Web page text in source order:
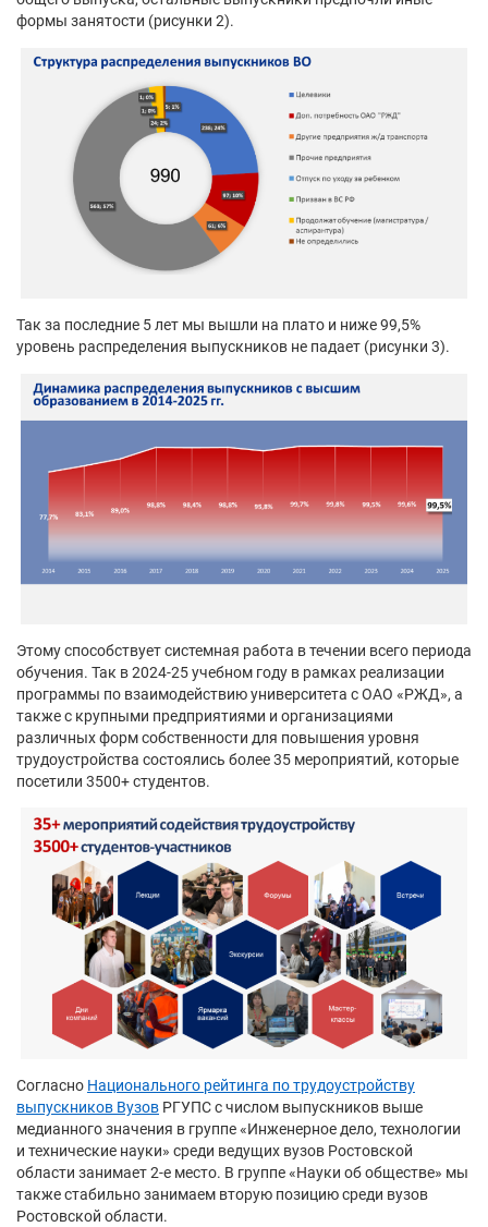
формы занятости (рисунки 2).
Так за последние 5 лет мы вышли на плато и ниже 99,5%
уровень распределения выпускников не падает (рисунки 3).
Этому способствует системная работа в течении всего периода
обучения. Так в 2024-25 учебном году в рамках реализации
программы по взаимодействию университета с ОАО «РЖД», а
также с крупными предприятиями и организациями
различных форм собственности для повышения уровня
трудоустройства состоялись более 35 мероприятий, которые
посетили 3500+ студентов.
Согласно Национального рейтинга по трудоустройству
выпускников Вузов РГУПС с числом выпускников выше
медианного значения в группе «Инженерное дело, технологии
и технические науки» среди ведущих вузов Ростовской
области занимает 2-е место. В группе «Науки об обществе» мы
также стабильно занимаем вторую позицию среди вузов
Ростовской области.